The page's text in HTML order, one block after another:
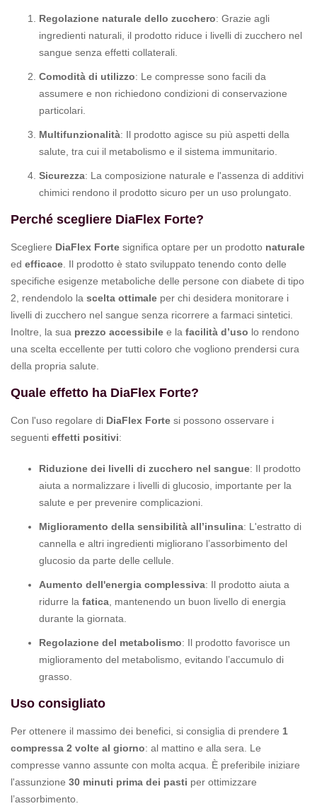
Regolazione naturale dello zucchero: Grazie agli
ingredienti naturali, il prodotto riduce i livelli di zucchero nel
sangue senza effetti collaterali.
Comodità di utilizzo: Le compresse sono facili da
assumere e non richiedono condizioni di conservazione
particolari.
Multifunzionalità: Il prodotto agisce su più aspetti della
salute, tra cui il metabolismo e il sistema immunitario.
Sicurezza: La composizione naturale e l'assenza di additivi
chimici rendono il prodotto sicuro per un uso prolungato.
Perché scegliere DiaFlex Forte?
Scegliere DiaFlex Forte significa optare per un prodotto naturale
ed efficace. Il prodotto è stato sviluppato tenendo conto delle
specifiche esigenze metaboliche delle persone con diabete di tipo
2, rendendolo la scelta ottimale per chi desidera monitorare i
livelli di zucchero nel sangue senza ricorrere a farmaci sintetici.
Inoltre, la sua prezzo accessibile e la facilità d’uso lo rendono
una scelta eccellente per tutti coloro che vogliono prendersi cura
della propria salute.
Quale effetto ha DiaFlex Forte?
Con l'uso regolare di DiaFlex Forte si possono osservare i
seguenti effetti positivi:
Riduzione dei livelli di zucchero nel sangue: Il prodotto
aiuta a normalizzare i livelli di glucosio, importante per la
salute e per prevenire complicazioni.
Miglioramento della sensibilità all’insulina: L'estratto di
cannella e altri ingredienti migliorano l’assorbimento del
glucosio da parte delle cellule.
Aumento dell'energia complessiva: Il prodotto aiuta a
ridurre la fatica, mantenendo un buon livello di energia
durante la giornata.
Regolazione del metabolismo: Il prodotto favorisce un
miglioramento del metabolismo, evitando l’accumulo di
grasso.
Uso consigliato
Per ottenere il massimo dei benefici, si consiglia di prendere 1
compressa 2 volte al giorno: al mattino e alla sera. Le
compresse vanno assunte con molta acqua. È preferibile iniziare
l'assunzione 30 minuti prima dei pasti per ottimizzare
l’assorbimento.